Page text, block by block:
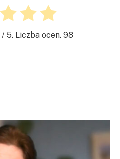
/ 5. Liczba ocen. 98